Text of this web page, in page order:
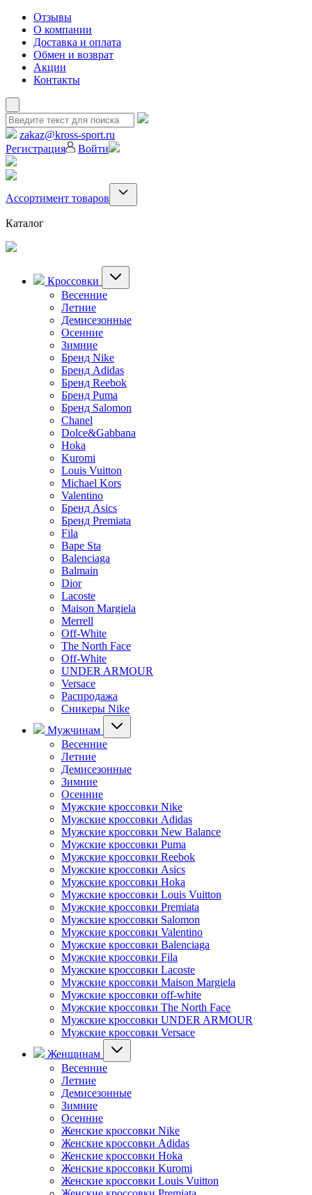
Отзывы
О компании
Доставка и оплата
Обмен и возврат
Акции
Контакты
zakaz@kross-sport.ru
Регистрация
Войти
Ассортимент товаров
Каталог
Кроссовки
Весенние
Летние
Демисезонные
Осенние
Зимние
Бренд Nike
Бренд Adidas
Бренд Reebok
Бренд Puma
Бренд Salomon
Chanel
Dolce&Gabbana
Hoka
Kuromi
Louis Vuitton
Michael Kors
Valentino
Бренд Asics
Бренд Premiata
Fila
Bape Sta
Balenciaga
Balmain
Dior
Lacoste
Maison Margiela
Merrell
Off-White
The North Face
Off-White
UNDER ARMOUR
Versace
Распродажа
Сникеры Nike
Мужчинам
Весенние
Летние
Демисезонные
Зимние
Осенние
Мужские кроссовки Nike
Мужские кроссовки Adidas
Мужские кроссовки New Balance
Мужские кроссовки Puma
Мужские кроссовки Reebok
Мужские кроссовки Asics
Мужские кроссовки Hoka
Мужские кроссовки Louis Vuitton
Мужские кроссовки Premiata
Мужские кроссовки Salomon
Мужские кроссовки Valentino
Мужские кроссовки Balenciaga
Мужские кроссовки Fila
Мужские кроссовки Lacoste
Мужские кроссовки Maison Margiela
Мужские кроссовки off-white
Мужские кроссовки The North Face
Мужские кроссовки UNDER ARMOUR
Мужские кроссовки Versace
Женщинам
Весенние
Летние
Демисезонные
Зимние
Осенние
Женские кроссовки Nike
Женские кроссовки Adidas
Женские кроссовки Hoka
Женские кроссовки Kuromi
Женские кроссовки Louis Vuitton